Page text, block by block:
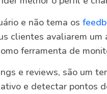
e não tema os
clientes avaliarem um
ferramenta de
e reviews, são um
e detectar pontos